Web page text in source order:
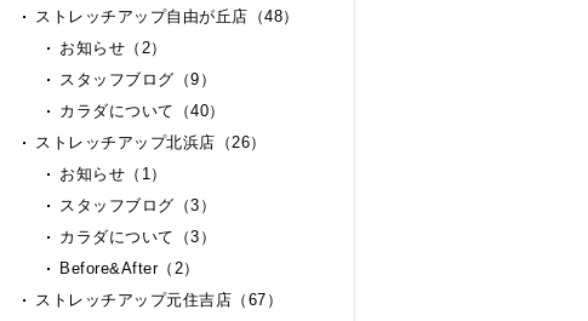
ストレッチアップ自由が丘店（48）
お知らせ（2）
スタッフブログ（9）
カラダについて（40）
ストレッチアップ北浜店（26）
お知らせ（1）
スタッフブログ（3）
カラダについて（3）
Before&After（2）
ストレッチアップ元住吉店（67）